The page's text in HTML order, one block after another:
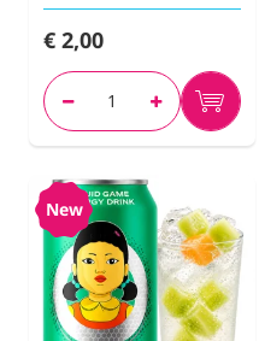
€ 2,00
New